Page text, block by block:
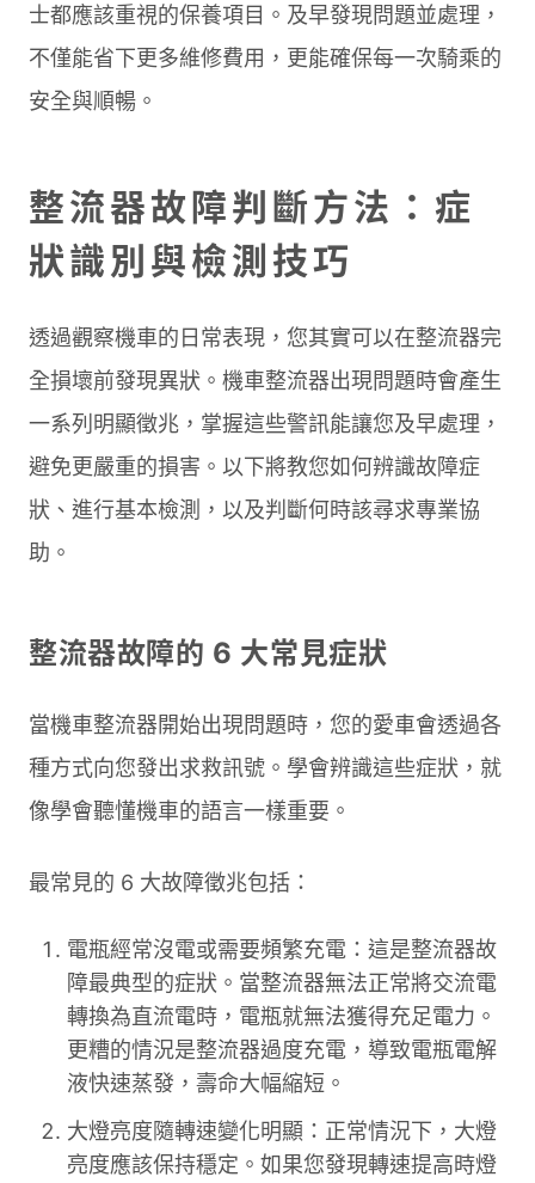
士都應該重視的保養項目。及早發現問題並處理，
不僅能省下更多維修費用，更能確保每一次騎乘的
安全與順暢。
整流器故障判斷方法：症
狀識別與檢測技巧
透過觀察機車的日常表現，您其實可以在整流器完
全損壞前發現異狀。機車整流器出現問題時會產生
一系列明顯徵兆，掌握這些警訊能讓您及早處理，
避免更嚴重的損害。以下將教您如何辨識故障症
狀、進行基本檢測，以及判斷何時該尋求專業協
助。
整流器故障的 6 大常見症狀
當機車整流器開始出現問題時，您的愛車會透過各
種方式向您發出求救訊號。學會辨識這些症狀，就
像學會聽懂機車的語言一樣重要。
最常見的 6 大故障徵兆包括：
電瓶經常沒電或需要頻繁充電：這是整流器故
障最典型的症狀。當整流器無法正常將交流電
轉換為直流電時，電瓶就無法獲得充足電力。
更糟的情況是整流器過度充電，導致電瓶電解
液快速蒸發，壽命大幅縮短。
大燈亮度隨轉速變化明顯：正常情況下，大燈
亮度應該保持穩定。如果您發現轉速提高時燈